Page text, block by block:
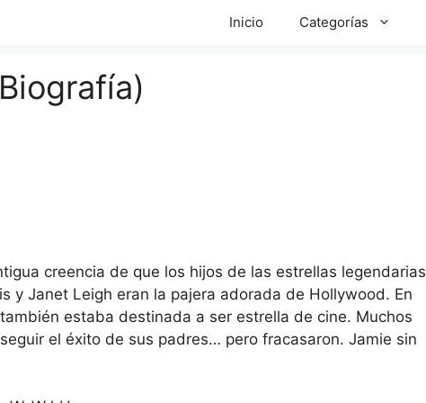
Inicio Categorías
creencia de que los hijos de las estrellas legendarias
y Janet Leigh eran la pajera adorada de Hollywood. En
estaba destinada a ser estrella de cine. Muchos
el éxito de sus padres… pero fracasaron. Jamie sin